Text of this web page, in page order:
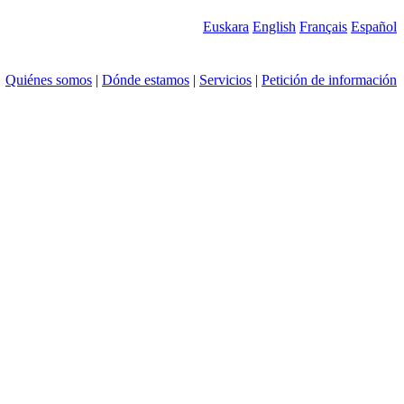
Euskara English Français Español
Quiénes somos | Dónde estamos | Servicios | Petición de información